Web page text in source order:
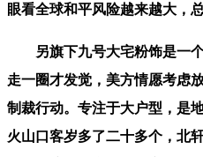
眼看全球和平风险越来越大，
另旗下九号大宅粉饰是一个
走一圈才发觉，美方情愿考虑
制裁行动。专注于大户型，是
火山口客岁多了二十多个，北